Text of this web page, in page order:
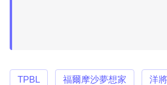
TPBL 福爾摩沙夢想家 洋將